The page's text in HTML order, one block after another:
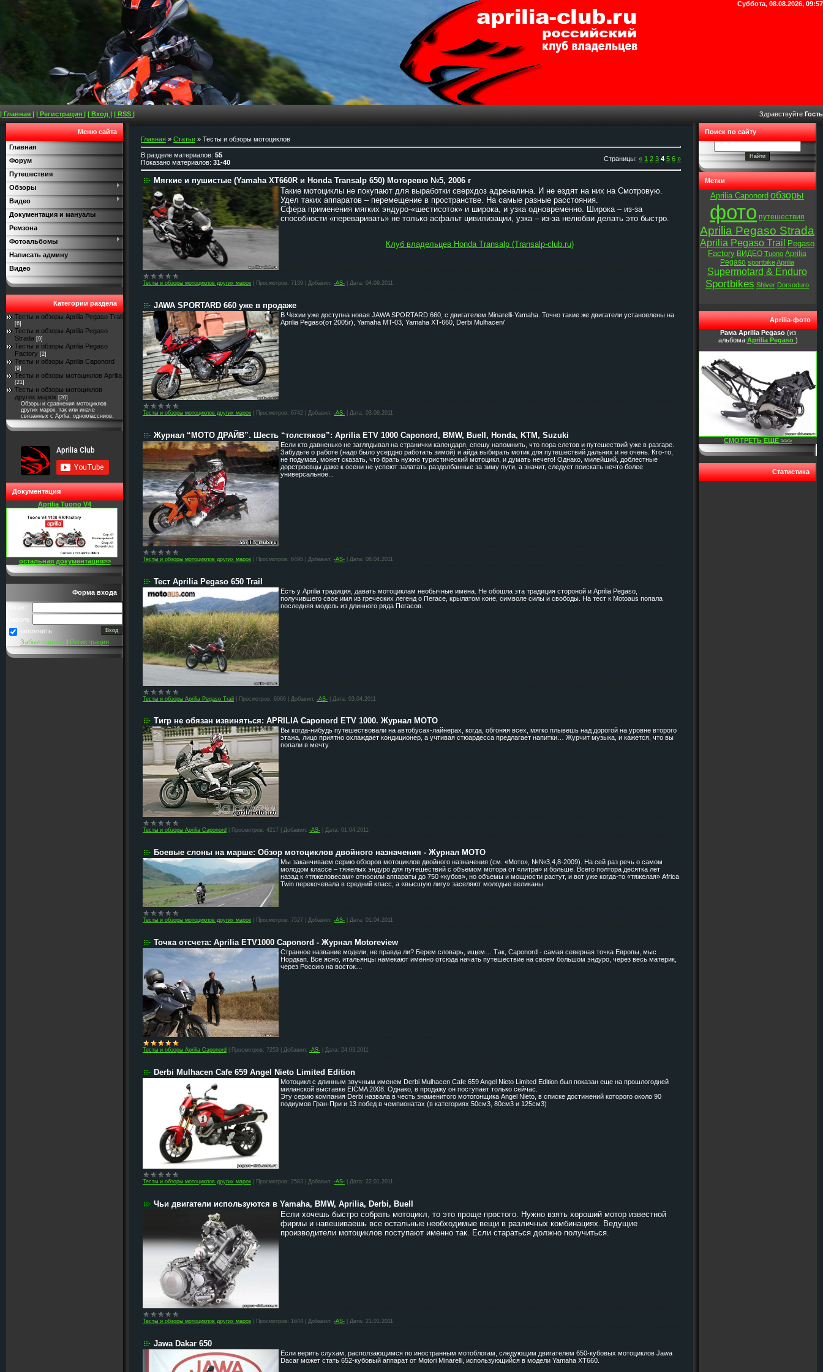
Суббота, 08.08.2026, 09:57
| Главная | | Регистрация | | Вход | | RSS | Здравствуйте Гость
Меню сайта
Главная
Форум
Путешествия
Обзоры
Видео
Документация и мануалы
Ремзона
Фотоальбомы
Написать админу
Видео
Категории раздела
Тесты и обзоры Aprilia Pegaso Trail
[6]
Тесты и обзоры Aprilia Pegaso
Strada [9]
Тесты и обзоры Aprilia Pegaso
Factory [2]
Тесты и обзоры Aprilia Caponord
[9]
Тесты и обзоры мотоциклов Aprilia
[21]
Тесты и обзоры мотоциклов
других марок [20]
Обзоры и сравнения мотоциклов
других марок, так или иначе
связанных с Aprlia, одноклассниов.
Документация
Aprilia Tuono V4
остальная документация>>
Форма входа
Логин:
Пароль:
запомнить
Забыл пароль | Регистрация
Главная » Статьи » Тесты и обзоры мотоциклов
В разделе материалов: 55
Показано материалов: 31-40 Страницы: « 1 2 3 4 5 6 »
Мягкие и пушистые (Yamaha XT660R и Honda Transalp 650) Моторевю №5, 2006 г
Такие мотоциклы не покупают для выработки сверхдоз адреналина. И не ездят на них на Смотровую.
Удел таких аппаратов – перемещение в пространстве. На самые разные расстояния.
Сфера применения мягких эндуро-«шестисоток» и широка, и узка одновременно. Широка – из-за
способности «переваривать» не только асфальт цивилизации, узка – из-за нелюбви делать это быстро.
Клуб владельцев Honda Transalp (Transalp-club.ru)
Тесты и обзоры мотоциклов других марок Просмотров: 7139 Добавил: -AS- Дата: 04.09.2011
JAWA SPORTARD 660 уже в продаже
В Чехии уже доступна новая JAWA SPORTARD 660, с двигателем Minarelli-Yamaha. Точно такие же двигатели установлены на
Aprilia Pegaso(от 2005г), Yamaha MT-03, Yamaha XT-660, Derbi Mulhacen/
Тесты и обзоры мотоциклов других марок Просмотров: 6742 Добавил: -AS- Дата: 03.09.2011
Журнал “МОТО ДРАЙВ”. Шесть “толстяков”: Aprilia ETV 1000 Caponord, BMW, Buell, Honda, KTM, Suzuki
Если кто давненько не заглядывал на странички календаря, спешу напомнить, что пора слетов и путешествий уже в разгаре.
Забудьте о работе (надо было усердно работать зимой) и айда выбирать мотик для путешествий дальних и не очень. Кто-то,
не подумав, может сказать, что брать нужно туристический мотоцикл, и думать нечего! Однако, милейший, доблестные
дорстроевцы даже к осени не успеют залатать раздолбанные за зиму пути, а значит, следует поискать нечто более
универсальное...
Тесты и обзоры мотоциклов других марок Просмотров: 6495 Добавил: -AS- Дата: 08.04.2011
Тест Aprilia Pegaso 650 Trail
Есть у Aprilia традиция, давать мотоциклам необычные имена. Не обошла эта традиция стороной и Aprilia Pegaso,
получившего свое имя из греческих легенд о Пегасе, крылатом коне, символе силы и свободы. На тест к Motoaus попала
последняя модель из длинного ряда Пегасов.
Тесты и обзоры Aprilia Pegaso Trail Просмотров: 6066 Добавил: -AS- Дата: 03.04.2011
Тигр не обязан извиняться: APRILIA Caponord ETV 1000. Журнал МОТО
Вы когда-нибудь путешествовали на автобусах-лайнерах, когда, обгоняя всех, мягко плывешь над дорогой на уровне второго
этажа, лицо приятно охлаждает кондиционер, а учтивая стюардесса предлагает напитки… Журчит музыка, и кажется, что вы
попали в мечту.
Тесты и обзоры Aprilia Caponord Просмотров: 4217 Добавил: -AS- Дата: 01.04.2011
Боевые слоны на марше: Обзор мотоциклов двойного назначения - Журнал МОТО
Мы заканчиваем серию обзоров мотоциклов двойного назначения (см. «Мото», №№3,4,8-2009). На сей раз речь о самом
молодом классе – тяжелых эндуро для путешествий с объемом мотора от «литра» и больше. Всего полтора десятка лет
назад к «тяжеловесам» относили аппараты до 750 «кубов», но объемы и мощности растут, и вот уже когда-то «тяжелая» Africa
Twin перекочевала в средний класс, а «высшую лигу» заселяют молодые великаны.
Тесты и обзоры мотоциклов других марок Просмотров: 7527 Добавил: -AS- Дата: 01.04.2011
Точка отсчета: Aprilia ETV1000 Caponord - Журнал Motoreview
Странное название модели, не правда ли? Берем словарь, ищем… Так, Caponord - самая северная точка Европы, мыс
Нордкап. Все ясно, итальянцы намекают именно отсюда начать путешествие на своем большом эндуро, через весь материк,
через Россию на восток…
Тесты и обзоры Aprilia Caponord Просмотров: 7253 Добавил: -AS- Дата: 24.03.2011
Derbi Mulhacen Cafe 659 Angel Nieto Limited Edition
Мотоцикл с длинным звучным именем Derbi Mulhacen Cafe 659 Angel Nieto Limited Edition был показан еще на прошлогодней
миланской выставке EICMA 2008. Однако, в продажу он поступает только сейчас.
Эту серию компания Derbi назвала в честь знаменитого мотогонщика Angel Nieto, в списке достижений которого около 90
подиумов Гран-При и 13 побед в чемпионатах (в категориях 50см3, 80см3 и 125см3)
Тесты и обзоры мотоциклов других марок Просмотров: 2583 Добавил: -AS- Дата: 22.01.2011
Чьи двигатели используются в Yamaha, BMW, Aprilia, Derbi, Buell
Если хочешь быстро собрать мотоцикл, то это проще простого. Нужно взять хороший мотор известной
фирмы и навешиваешь все остальные необходимые вещи в различных комбинациях. Ведущие
производители мотоциклов поступают именно так. Если стараться должно получиться.
Тесты и обзоры мотоциклов других марок Просмотров: 1644 Добавил: -AS- Дата: 21.01.2011
Jawa Dakar 650
Если верить слухам, расползающимся по иностранным мотоблогам, следующим двигателем 650-кубовых мотоциклов Jawa
Dacar может стать 652-кубовый аппарат от Motori Minarelli, использующийся в модели Yamaha XT660.
Поиск по сайту
Метки
Aprilia Caponord обзоры
фото путешествия
Aprilia Pegaso Strada
Aprilia Pegaso Trail
Pegaso
Factory ВИДЕО Tuono Aprilia
Pegaso sportbikeAprilia
Supermotard & Enduro
Sportbikes Shiver Dorsoduro
Aprilia-фото
Рама Aprilia Pegaso (из
альбома:Aprilia Pegaso )
СМОТРЕТЬ ЕЩЁ >>>
Статистика